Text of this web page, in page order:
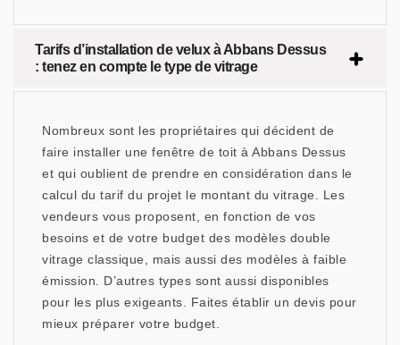
Tarifs d’installation de velux à Abbans Dessus
: tenez en compte le type de vitrage
Nombreux sont les propriétaires qui décident de
faire installer une fenêtre de toit à Abbans Dessus
et qui oublient de prendre en considération dans le
calcul du tarif du projet le montant du vitrage. Les
vendeurs vous proposent, en fonction de vos
besoins et de votre budget des modèles double
vitrage classique, mais aussi des modèles à faible
émission. D’autres types sont aussi disponibles
pour les plus exigeants. Faites établir un devis pour
mieux préparer votre budget.